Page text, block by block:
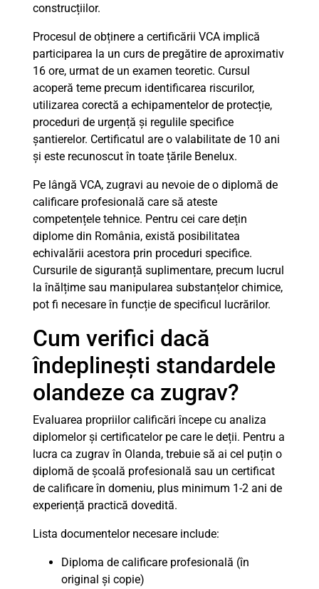
construcțiilor.
Procesul de obținere a certificării VCA implică
participarea la un curs de pregătire de aproximativ
16 ore, urmat de un examen teoretic. Cursul
acoperă teme precum identificarea riscurilor,
utilizarea corectă a echipamentelor de protecție,
proceduri de urgență și regulile specifice
șantierelor. Certificatul are o valabilitate de 10 ani
și este recunoscut în toate țările Benelux.
Pe lângă VCA, zugravi au nevoie de o diplomă de
calificare profesională care să ateste
competențele tehnice. Pentru cei care dețin
diplome din România, există posibilitatea
echivalării acestora prin proceduri specifice.
Cursurile de siguranță suplimentare, precum lucrul
la înălțime sau manipularea substanțelor chimice,
pot fi necesare în funcție de specificul lucrărilor.
Cum verifici dacă
îndeplinești standardele
olandeze ca zugrav?
Evaluarea propriilor calificări începe cu analiza
diplomelor și certificatelor pe care le deții. Pentru a
lucra ca zugrav în Olanda, trebuie să ai cel puțin o
diplomă de școală profesională sau un certificat
de calificare în domeniu, plus minimum 1-2 ani de
experiență practică dovedită.
Lista documentelor necesare include:
Diploma de calificare profesională (în
original și copie)